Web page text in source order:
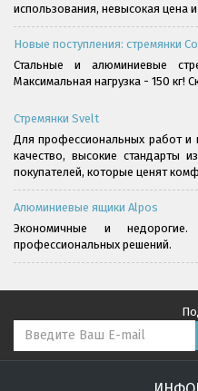
использования, невысокая цена
Новые поступления: стремянки
Стальные и алюминиевые
Максимальная нагрузка - 150 кг!
Стремянки Svelt
Для профессиональных работ и
качество, высокие стандарты
покупателей, которые ценят
Алюминиевые ящики Alpos
Экономичные и
профессиональных решений.